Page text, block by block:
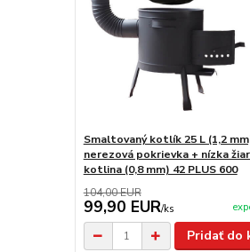
Smaltovaný kotlík 25 L (1,2
nerezová pokrievka + nízka
kotlina (0,8 mm) 42 PLUS 600
104,00 EUR
99,90 EUR/ks
Pridať do